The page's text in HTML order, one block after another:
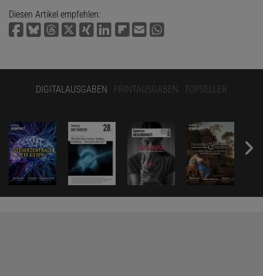
Diesen Artikel empfehlen:
DIGITALAUSGABEN PRINTAUSGABEN TOPSELLER